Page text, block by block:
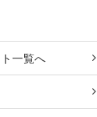
一覧へ